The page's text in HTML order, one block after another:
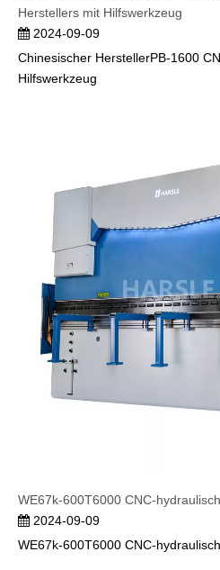
Herstellers mit Hilfswerkzeug
2024-09-09
Chinesischer HerstellerPB-1600
Hilfswerkzeug
WE67k-600T6000 CNC-
2024-09-09
WE67k-600T6000 CNC-